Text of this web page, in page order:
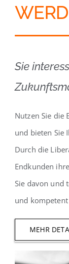
Sie
Nutzen Sie die
und bieten Sie
Durch die
Endkunden
Sie davon und
und
MEHR